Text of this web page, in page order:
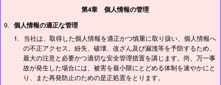
第4章 個人情報の管理
個人情報の適正な管理
当社は、取得した個人情報を適正かつ慎重に取り扱い、個人情報へ
の不正アクセス、紛失、破壊、改ざん及び漏洩等を予防するため、
最大の注意と必要かつ適切な安全管理措置を講じます。尚、万一事
故が発生した場合には、被害を最小限にとどめる体制を速やかにと
り、また再発防止のための是正処置をとります。